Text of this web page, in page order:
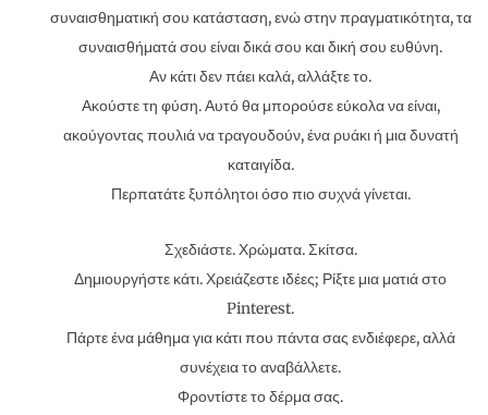
συναισθηματική σου κατάσταση, ενώ στην πραγματικότητα, τα
συναισθήματά σου είναι δικά σου και δική σου ευθύνη.
Αν κάτι δεν πάει καλά, αλλάξτε το.
Ακούστε τη φύση. Αυτό θα μπορούσε εύκολα να είναι,
ακούγοντας πουλιά να τραγουδούν, ένα ρυάκι ή μια δυνατή
καταιγίδα.
Περπατάτε ξυπόλητοι όσο πιο συχνά γίνεται.
Σχεδιάστε. Χρώματα. Σκίτσα.
Δημιουργήστε κάτι. Χρειάζεστε ιδέες; Ρίξτε μια ματιά στο
Pinterest.
Πάρτε ένα μάθημα για κάτι που πάντα σας ενδιέφερε, αλλά
συνέχεια το αναβάλλετε.
Φροντίστε το δέρμα σας.